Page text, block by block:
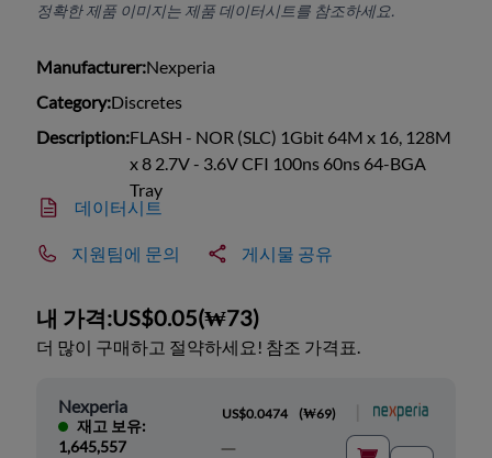
정확한 제품 이미지는 제품 데이터시트를 참조하세요.
Manufacturer:Nexperia
Category:Discretes
Description:FLASH - NOR (SLC) 1Gbit 64M x 16, 128M
x 8 2.7V - 3.6V CFI 100ns 60ns 64-BGA
Tray
데이터시트
지원팀에 문의 게시물 공유
내 가격:US$0.05(₩73)
더 많이 구매하고 절약하세요! 참조 가격표.
Nexperia
재고 보유:
1,645,557
US$0.0474 (₩69)